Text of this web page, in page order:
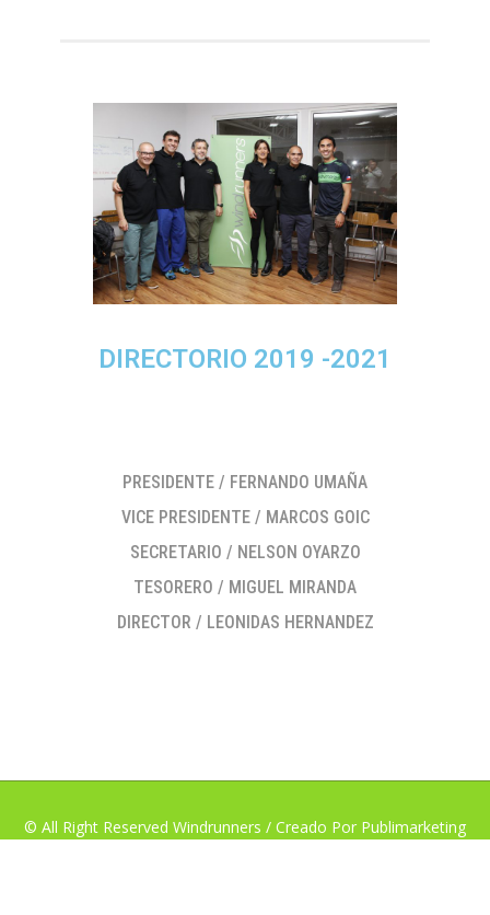
DIRECTORIO 2019 -2021
PRESIDENTE / FERNANDO UMAÑA
VICE PRESIDENTE / MARCOS GOIC
SECRETARIO / NELSON OYARZO
TESORERO / MIGUEL MIRANDA
DIRECTOR / LEONIDAS HERNANDEZ
© All Right Reserved Windrunners / Creado Por Publimarketing